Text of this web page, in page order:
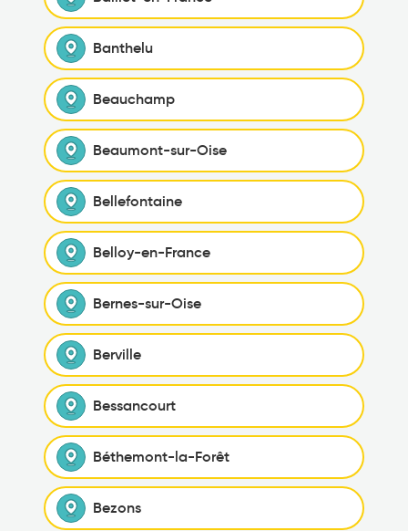
Banthelu
Beauchamp
Beaumont-sur-Oise
Bellefontaine
Belloy-en-France
Bernes-sur-Oise
Berville
Bessancourt
Béthemont-la-Forêt
Bezons